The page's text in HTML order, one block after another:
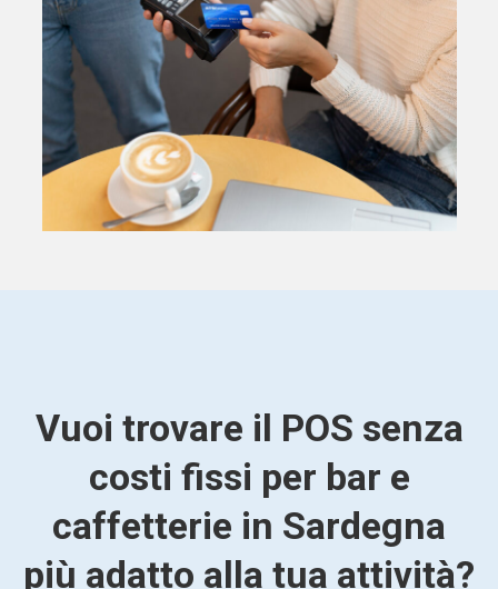
Vuoi trovare il POS senza
costi fissi per bar e
caffetterie in Sardegna
più adatto alla tua attività?